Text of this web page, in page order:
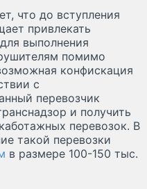
что до вступления
привлекать
выполнения
помимо
конфискация
с
перевозчик
и получить
перевозок. В
такой перевозки
в размере 100-150 тыс.